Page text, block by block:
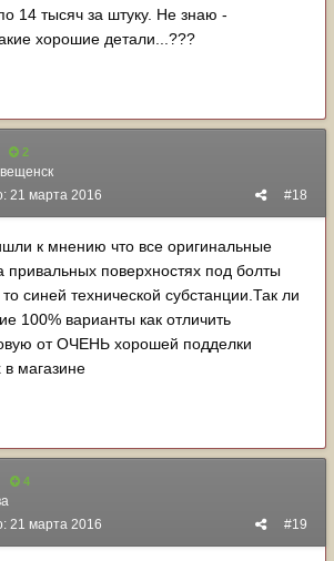
14 тысяч за штуку. Не знаю -
хорошие детали...???
2
#18
21 марта 2016
к мнению что все оригинальные
поверхностях под болты
синей технической субстанции.Так ли
100% варианты как отличить
от ОЧЕНЬ хорошей подделки
в магазине
4
#19
21 марта 2016